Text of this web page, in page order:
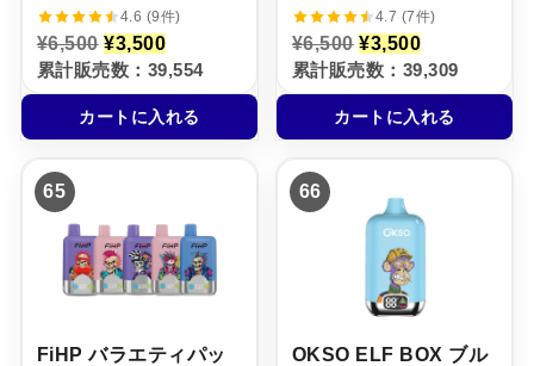
コパフ】5%4.6 (9件)
¥6,500 元
の
価
格
は
¥
0
で
し
た
¥3,500現
在
の
価
格
は
0
0
で
す
累計販売数：39,554
カートに入れる
味【ニコパフ】5%
4.7 (7件)
¥6,500 元
の
価
格
は
¥
0
。
¥3,500現
在
の
価
格
は
5
。
累計販売数：39,309
カートに入れる
65
FiHP バラエティパッ
66
OKSO ELF BOX ブル